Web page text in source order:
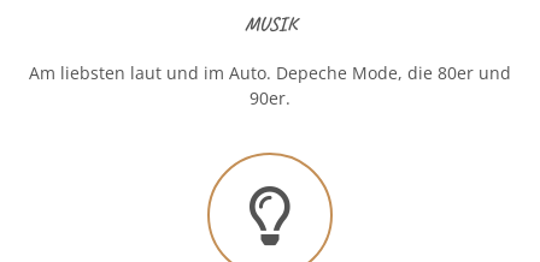
MUSIK
Am liebsten laut und im Auto. Depeche Mode, die 80er und
90er.